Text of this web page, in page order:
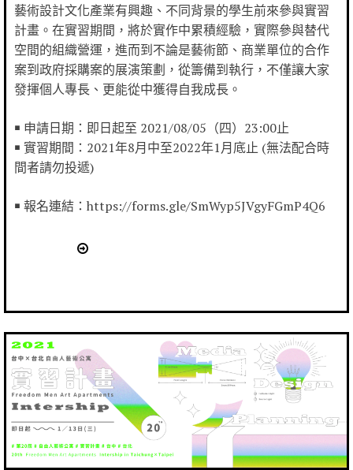
藝術設計文化產業有興趣、不同背景的學生前來參與實習
計畫。在實習期間，將於實作中累積經驗，實際參與替代
空間的組織營運，進而到不論是藝術節、商業單位的合作
案到政府採購案的展演策劃，從籌備到執行，不僅讓大家
發揮個人專長、更能從中獲得自我成長。
￭ 申請日期：即日起至 2021/08/05（四）23:00止
￭ 實習期間：2021年8月中至2022年1月底止 (無法配合時
間者請勿投遞)
￭ 報名連結：https://forms.gle/SmWyp5JVgyFGmP4Q6